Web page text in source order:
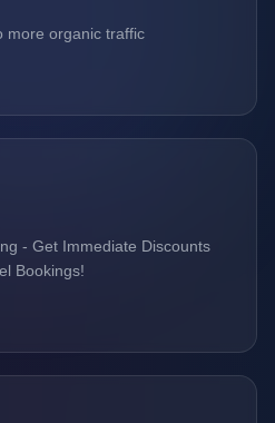
more organic traffic
- Get Immediate Discounts
Bookings!